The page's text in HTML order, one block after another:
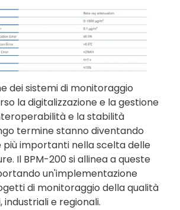
dei sistemi di monitoraggio
la digitalizzazione e la gestione
e la stabilità
termine stanno diventando
importanti nella scelta delle
Il BPM-200 si allinea a queste
un'implementazione
di monitoraggio della qualità
industriali e regionali.